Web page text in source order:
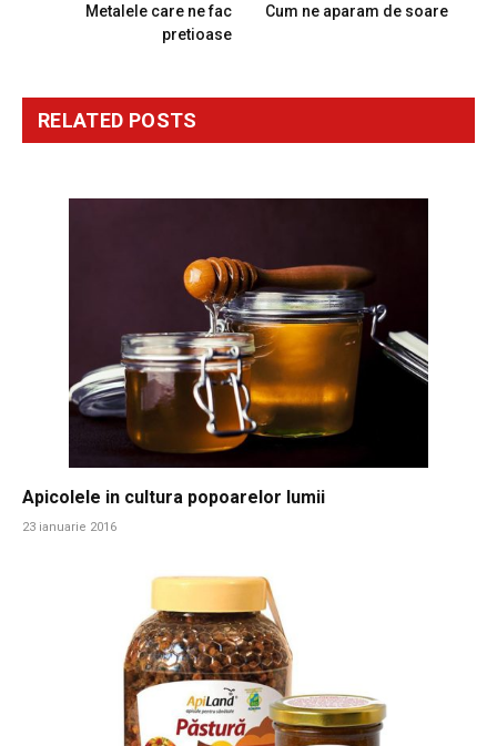
Metalele care ne fac
pretioase
Cum ne aparam de soare
RELATED POSTS
Apicolele in cultura popoarelor lumii
23 ianuarie 2016